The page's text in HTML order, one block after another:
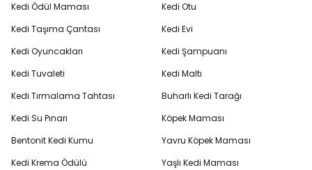
Kedi Ödül Maması
Kedi Taşıma Çantası
Kedi Oyuncakları
Kedi Tuvaleti
Kedi Tırmalama Tahtası
Kedi Su Pınarı
Bentonit Kedi Kumu
Kedi Krema Ödülü
Kedi Otu
Kedi Evi
Kedi Şampuanı
Kedi Maltı
Buharlı Kedi Tarağı
Köpek Maması
Yavru Köpek Maması
Yaşlı Kedi Maması